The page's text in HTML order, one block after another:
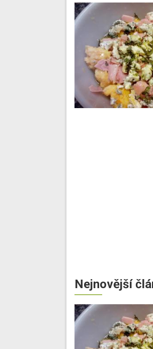
Nejnovější